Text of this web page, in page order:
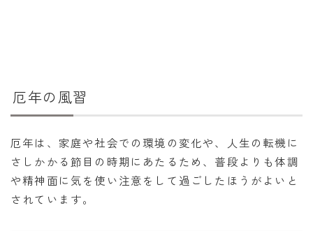
厄年の風習
厄年は、家庭や社会での環境の変化や、人生の転機に
さしかかる節目の時期にあたるため、普段よりも体調
や精神面に気を使い注意をして過ごしたほうがよいと
されています。